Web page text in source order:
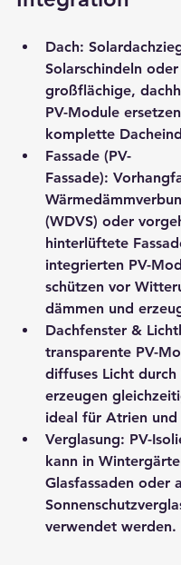
Dach:
Solarschindeln oder
großflächige,
PV-Module
komplette
Fassade (PV-
Fassade):
(WDVS) oder
hinterlüftete
integrierten PV-
schützen vor
dämmen und
Dachfenster &
transparente PV-
diffuses Licht durch
erzeugen
ideal für Atrien und
Verglasung: PV-
kann in
Glasfassaden oder
verwendet werden.